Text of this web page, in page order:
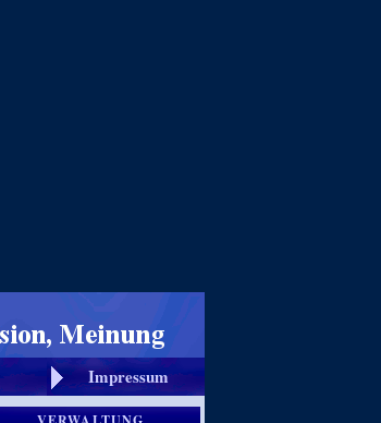
Impressum